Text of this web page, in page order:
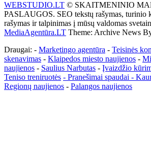
WEBSTUDIO.LT © SKAITMENINIO
PASLAUGOS. SEO tekstų rašymas, turinio
rašymas ir talpinimas į mūsų valdomas
MediaAgentūra.LT Theme: Archive News
Draugai: - Marketingo agentūra - Teisinės
skenavimas - Klaipedos miesto naujienos -
naujienos - Saulius Narbutas - Įvaizdžio
Teniso treniruotės - Pranešimai spaudai -
Regionų naujienos - Palangos naujienos